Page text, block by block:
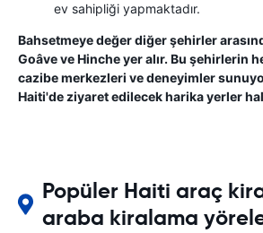
ev sahipliği yapmaktadır.
Bahsetmeye değer diğer şehirler
Goâve ve Hinche yer alır. Bu şehirlerin
cazibe merkezleri ve deneyimler
Haiti'de ziyaret edilecek harika yerler
Popüler Haiti araç
araba kiralama